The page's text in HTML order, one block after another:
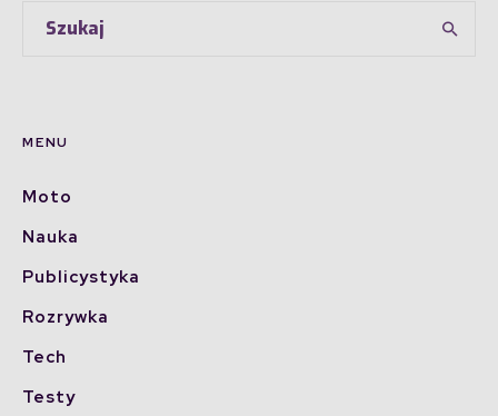
MENU
Moto
Nauka
Publicystyka
Rozrywka
Tech
Testy